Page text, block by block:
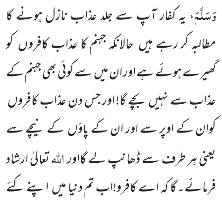
وَسَلَّمَ، یہ کفار آپ سے جلد عذاب نازل ہونے کا
مطالبہ کر رہے ہیں حالانکہ جہنم کا عذاب کافروں کو
گھیرے ہوئے ہے اور ان میں سے کوئی بھی جہنم کے
عذاب سے نہیں بچے گا! اور جس دن عذاب کافروں
کوان کے اوپر سے اور ان کے پاؤں کے نیچے سے
یعنی ہر طرف سے ڈھانپ لے گااوراللہتعالیٰ ارشاد
فرمائے۔گا کہ اے کافرو!اب تم دنیا میں اپنے کئے